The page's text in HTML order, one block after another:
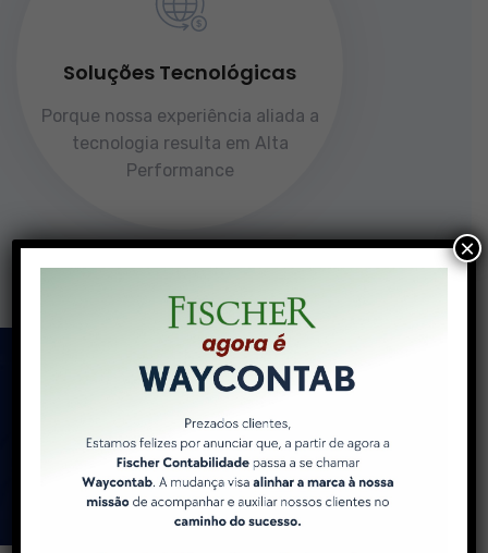
Soluções Tecnológicas
Porque nossa experiência aliada a
tecnologia resulta em Alta
Performance
Como a WayContab pode
ajudar você e sua
empresa
×